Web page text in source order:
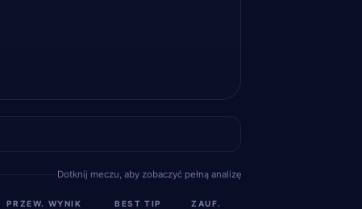
Dotknij meczu, aby zobaczyć pełną analizę
PRZEW. WYNIK BEST TIP ZAUF.